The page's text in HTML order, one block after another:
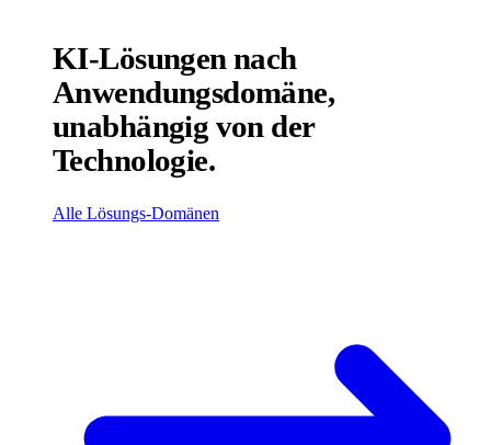
KI-Lösungen nach
Anwendungsdomäne,
unabhängig von der
Technologie.
Alle Lösungs-Domänen